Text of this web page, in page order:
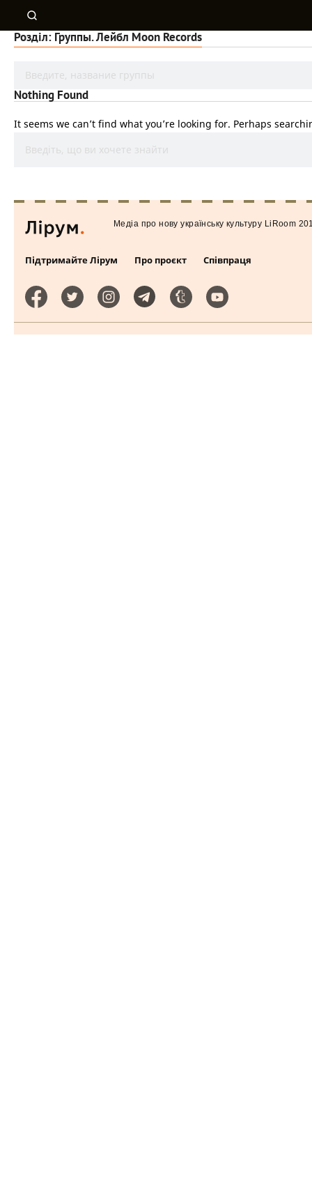
Розділ: Группы. Лейбл Moon Records
Nothing Found
It seems we can’t find what you’re looking for. Perhaps
Підтримайте Лірум Про проєкт Співпраця
Медiа про нову українську культуру LiRoom